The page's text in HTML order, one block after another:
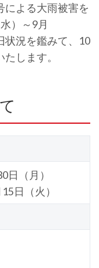
による大雨被害を
）～9月
状況を鑑みて、10
します。
日（月）
日（火）